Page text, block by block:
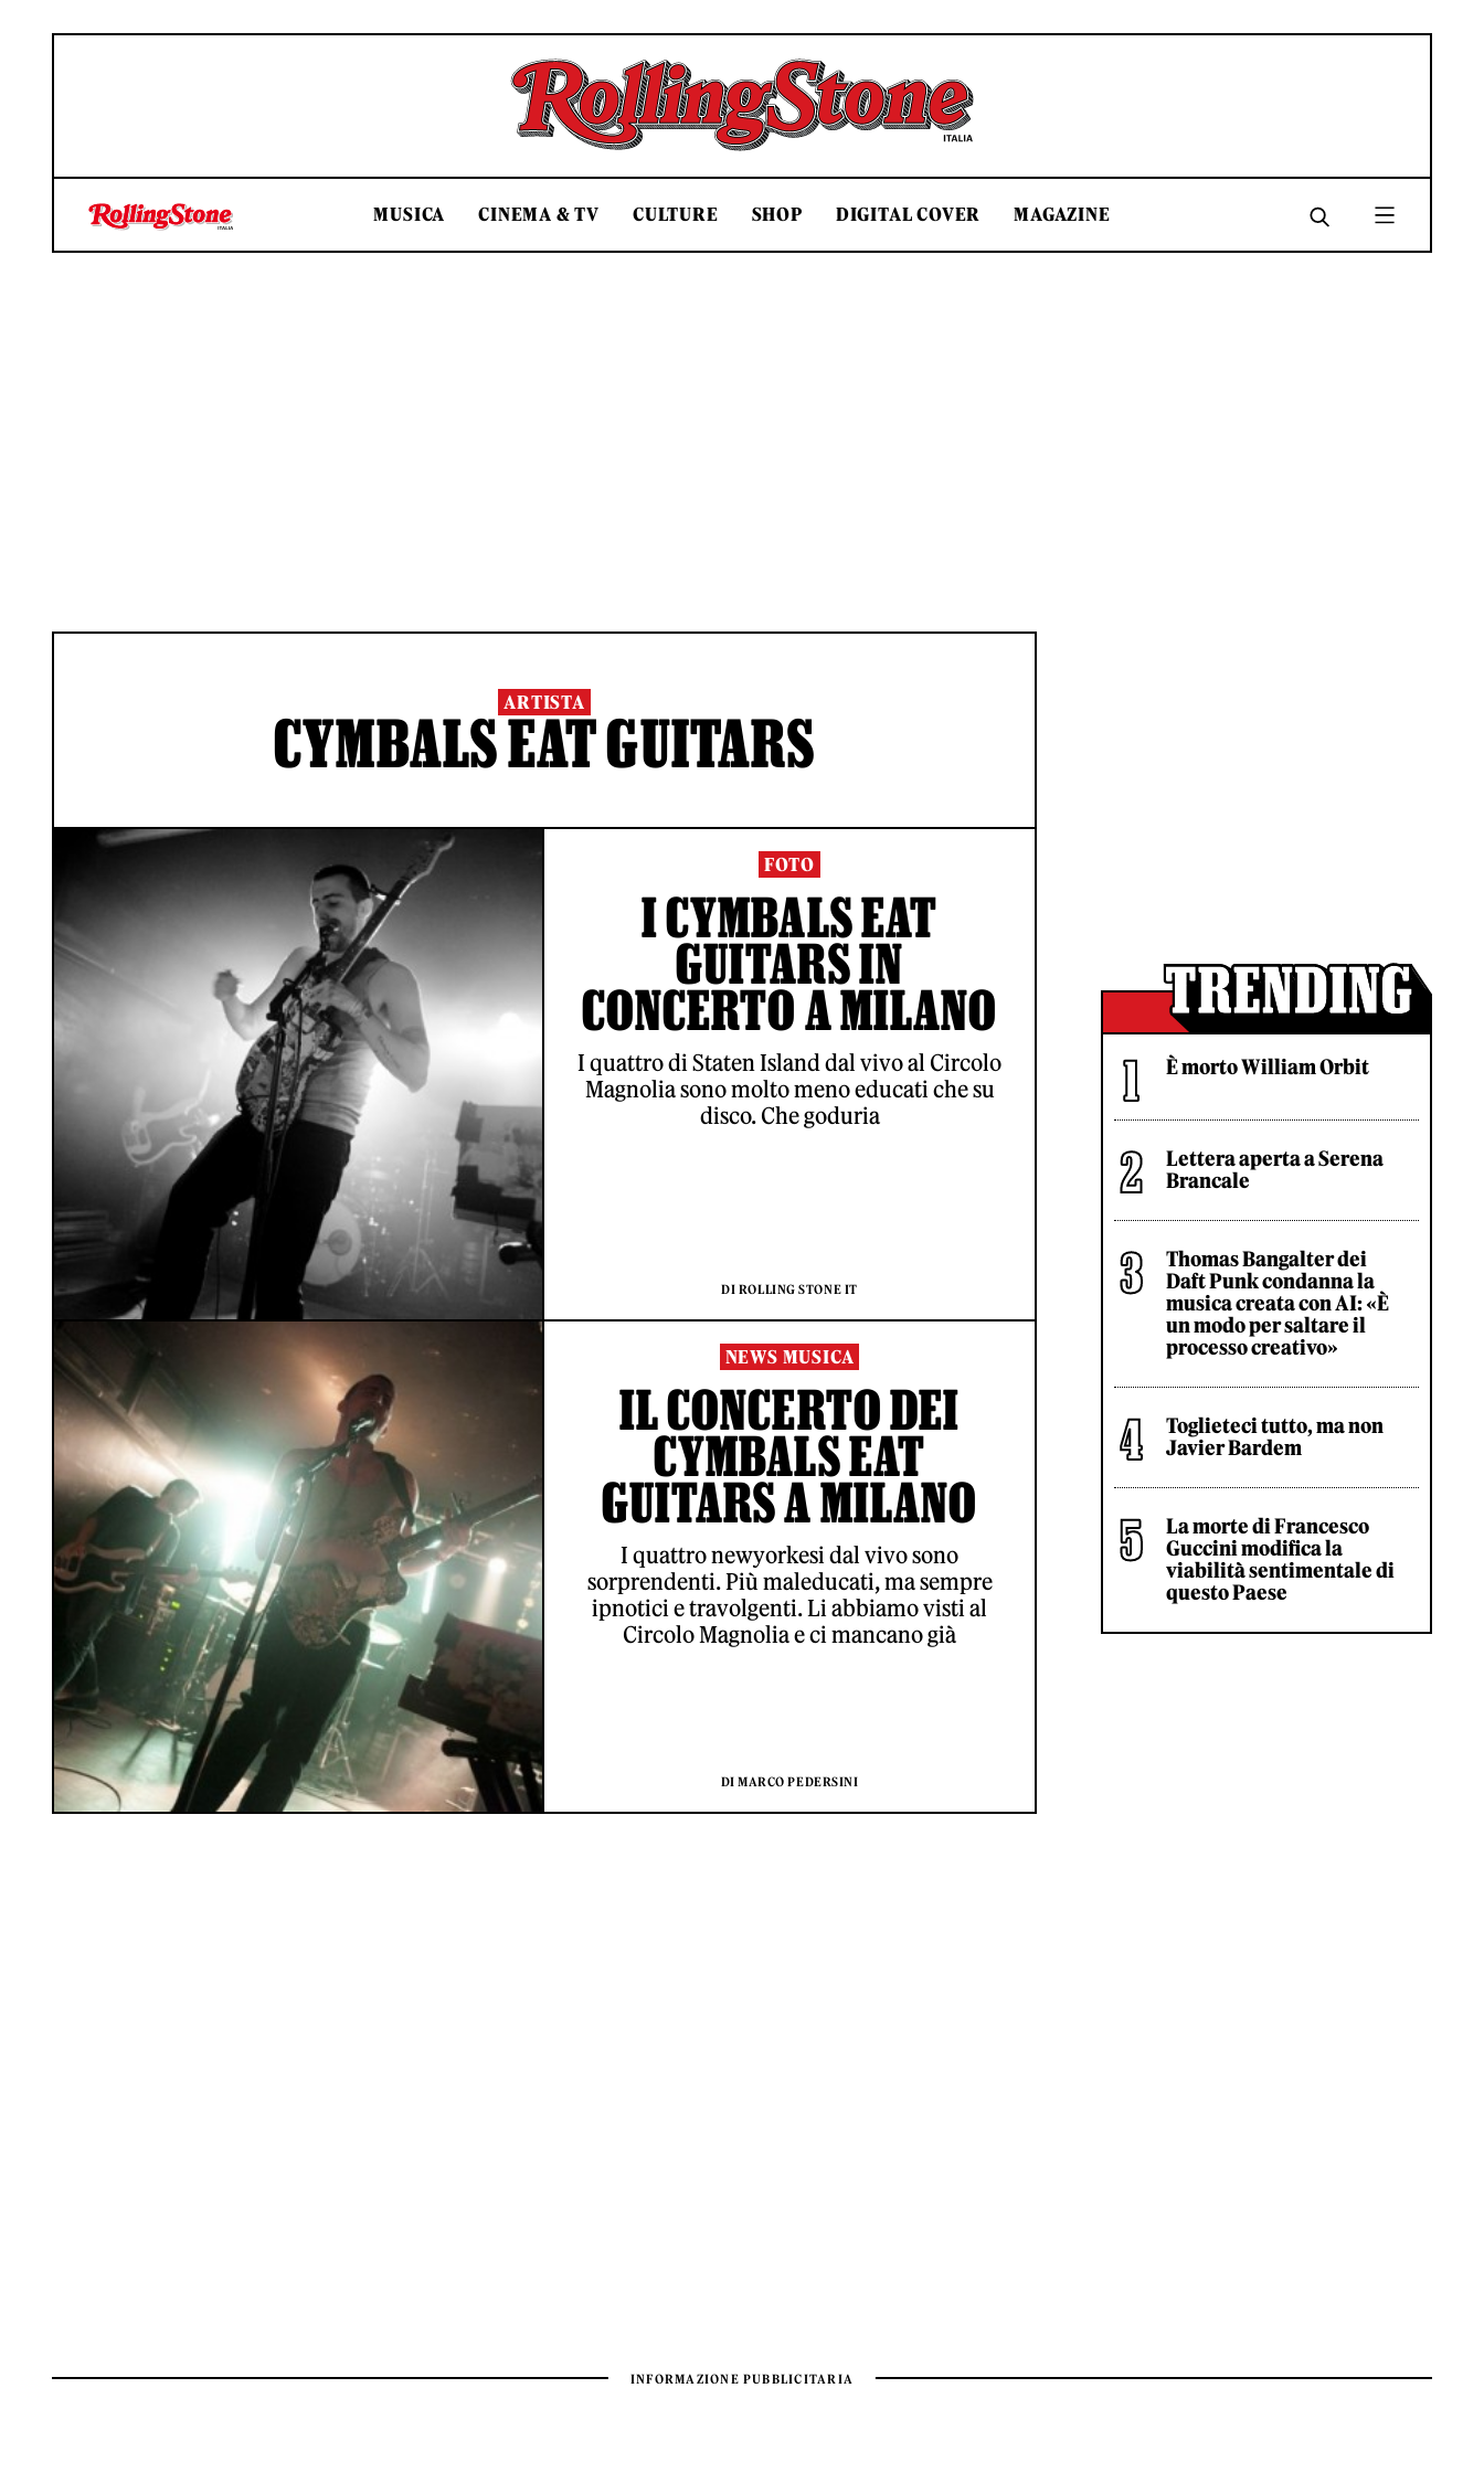
Rolling Stone Italia
MUSICA CINEMA & TV CULTURE SHOP DIGITAL COVER MAGAZINE
ARTISTA
CYMBALS EAT GUITARS
FOTO
I CYMBALS EAT
GUITARS IN
CONCERTO A MILANO
I quattro di Staten Island dal vivo al Circolo
Magnolia sono molto meno educati che su
disco. Che goduria
DI ROLLING STONE IT
NEWS MUSICA
IL CONCERTO DEI
CYMBALS EAT
GUITARS A MILANO
I quattro newyorkesi dal vivo sono
sorprendenti. Più maleducati, ma sempre
ipnotici e travolgenti. Li abbiamo visti al
Circolo Magnolia e ci mancano già
DI MARCO PEDERSINI
È morto William Orbit
Lettera aperta a Serena
Brancale
Thomas Bangalter dei
Daft Punk condanna la
musica creata con AI: «È
un modo per saltare il
processo creativo»
Toglieteci tutto, ma non
Javier Bardem
La morte di Francesco
Guccini modifica la
viabilità sentimentale di
questo Paese